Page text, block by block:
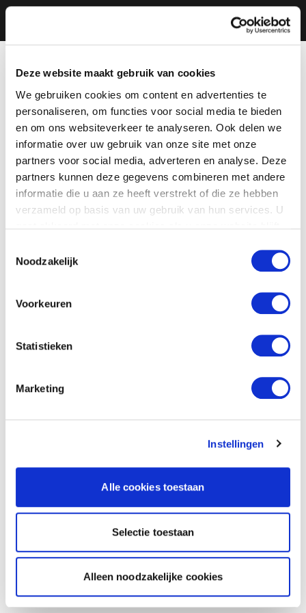
Deze website maakt gebruik van cookies
We gebruiken cookies om content en advertenties te
personaliseren, om functies voor social media te bieden
en om ons websiteverkeer te analyseren. Ook delen we
informatie over uw gebruik van onze site met onze
partners voor social media, adverteren en analyse. Deze
partners kunnen deze gegevens combineren met andere
informatie die u aan ze heeft verstrekt of die ze hebben
verzameld op basis van uw gebruik van hun services. U
Noodzakelijk
Voorkeuren
Statistieken
Marketing
Instellingen
Alle cookies toestaan
Selectie toestaan
Alleen noodzakelijke cookies